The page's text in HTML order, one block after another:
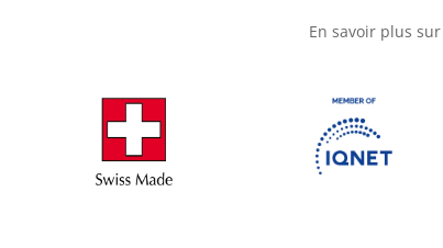
En savoir plus sur